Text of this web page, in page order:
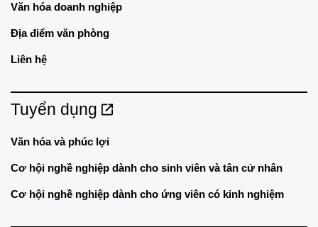
Văn hóa doanh nghiệp
Địa điểm văn phòng
Liên hệ
Tuyển dụng
Văn hóa và phúc lợi
Cơ hội nghề nghiệp dành cho sinh viên và tân cử nhân
Cơ hội nghề nghiệp dành cho ứng viên có kinh nghiệm